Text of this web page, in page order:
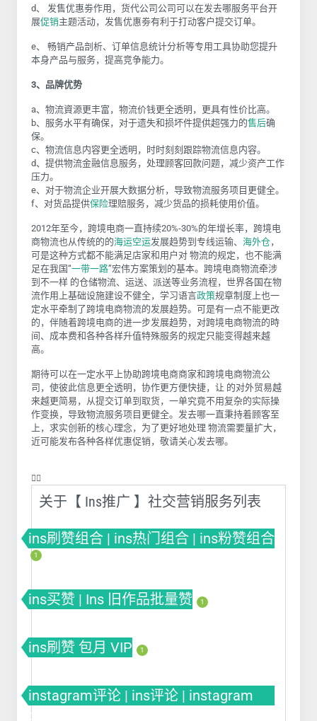
d、 发售优惠劵作用，货代公司公司可以在发去哪服务平台开
展促销主题活动，发售优惠劵有利于打动客户提交订单。
e、 畅销产品剖析、订单信息统计分析等专用工具协助您提升
本身产品与服务，提高竞争能力。
3、品牌优势
a、物流資源更丰富，物流价钱更全透明，更具有性价比高。
b、服务水平有确保，对于遗失和损坏件提供超强力的售后确
保。
c、物流信息内容更全透明，时时刻刻跟踪物流信息内容。
d、提供物流金融信息服务，处理顾客回款问题，减少资产工作
压力。
e、对于物流企业开展大数据分析，导致物流服务项目更健全。
f、对货品提供保险理赔服务，减少货品的损耗使用价值。
2012年至今，跨境电商一直持续20%-30%的年增长率，跨境电
商物流也从传统的的海运空运发展趋势到专线运输、 海外仓，
可是这种方式都不能满足店家和用户对 物流的规定，也不能满
足在我国“一带一路”宏伟方案策划的基本。跨境电商物流牵涉
到不一样 的仓储物流、运送、派送等业务流程，世界各国在物
流作用上基础设施建设不健全，学习语言政策规章制度上也一
定水平牵制了跨境电商物流的发展趋势。可是有一点不能更改
的，伴随着跨境电商的进一步发展趋势，对跨境电商物流的時
间、成本费和各种各样升值特殊服务的规定只能变得越来越
高。
期待可以在一定水平上协助跨境电商商家和跨境电商物流公
司，使彼此信息更全透明，协作更方便快捷，让 的对外贸易越
来越更简易，从提交订单到取货，一单究竟不用复杂的实际操
作变换，导致物流服务项目更健全。发去哪一直秉持着顾客至
上，求实创新的核心理念，为了更好地处理 物流需要量扩大，
近可能发布各种各样优惠促销，敬请关心发去哪。
❤️‍🔥
关于【 Ins推广 】社交营销服务列表
ins刷赞组合 | ins热门组合 | ins粉赞组合
1
ins买赞 | Ins 旧作品批量赞 1
ins刷赞 包月 VIP 1
instagram评论 | ins评论 | instagram
comment